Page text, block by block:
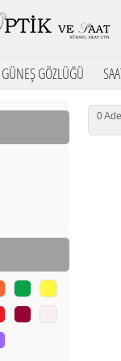
GÜNEŞ GÖZLÜĞÜ
0